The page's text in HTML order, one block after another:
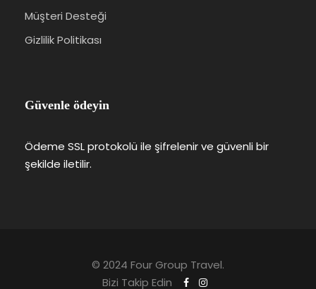
Müşteri Desteği
Gizlilik Politikası
Güvenle ödeyin
Ödeme SSL protokolü ile şifrelenir ve güvenli bir
şekilde iletilir.
© 2024 Four Group Travel.
Bizi Takip Edin